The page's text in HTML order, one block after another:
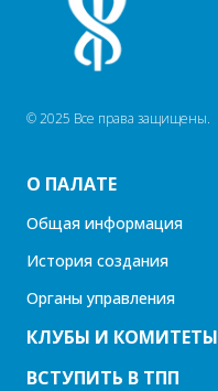
© 2025 Все права защищены.
О ПАЛАТЕ
Общая информация
История создания
Органы управления
КЛУБЫ И КОМИТЕТЫ
ВСТУПИТЬ В ТПП